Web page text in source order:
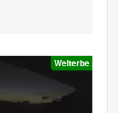
Welterbe